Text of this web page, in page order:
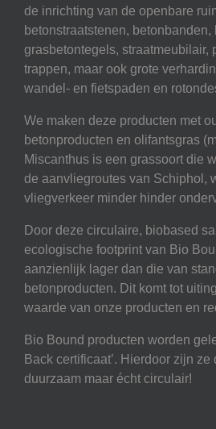
de inrichting van de openbare
betonstraatstenen, betonbanden,
grasbetontegels, straatmeubilair,
trappen, maar ook grote
wandel- en fietspaden en
We maken deze producten met
betonproducten en olifantsgras
Miscanthus is een grassoort die
de aanvliegroutes van Schiphol,
vliegverkeer minder hinder
Door deze circulaire, biobased
ecologische footprint van Bio
aanzienlijk lager dan die van
betonproducten. Dit komt tot
waarde van onze producten en
Bio Bound producten worden
Back certificaat’. Hierdoor zijn
duurzaam maar écht circulair!